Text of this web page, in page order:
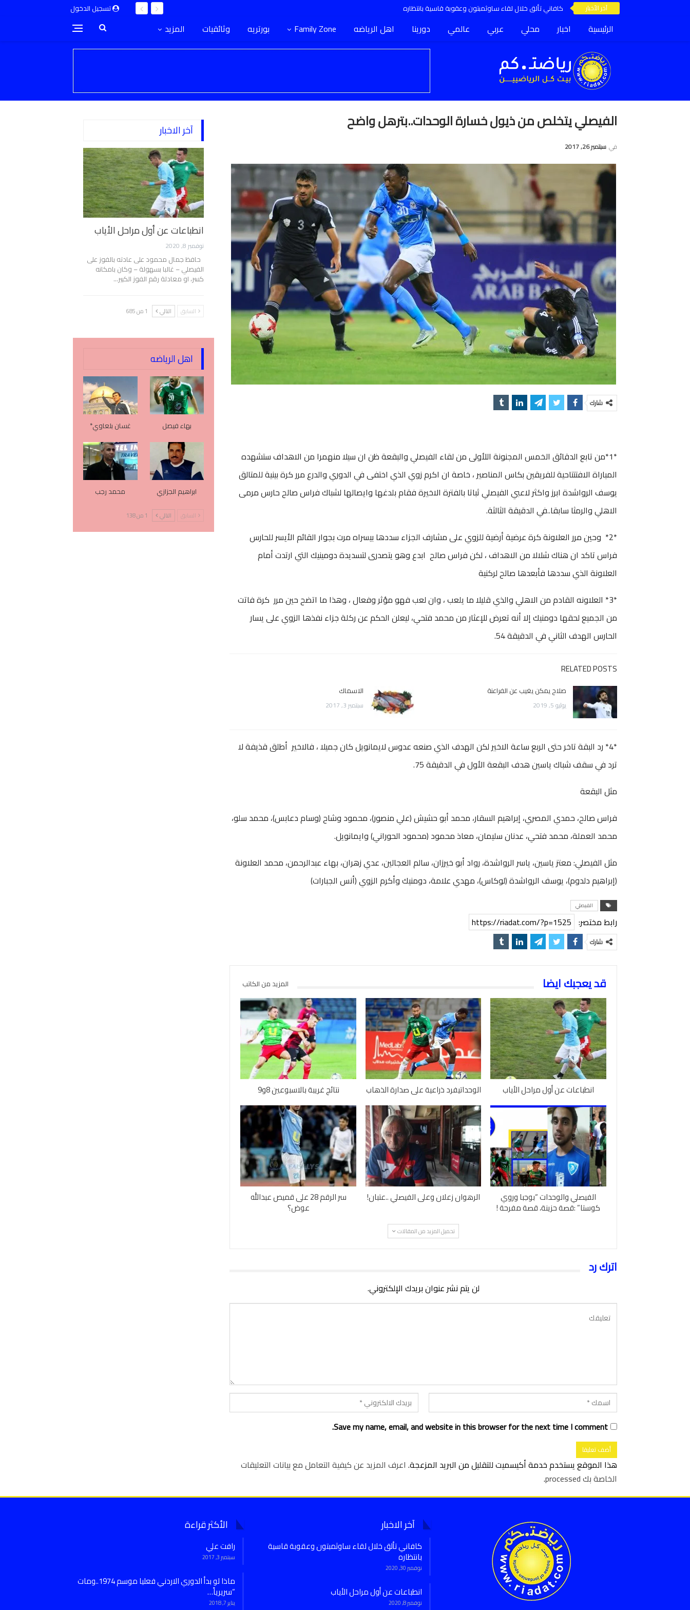
تسجيل الدخول آخر الأخبار كافاني تألق خلال لقاء ساوثمبتون وعقوبة قاسية بانتظاره
الرئيسية اخبار محلي عربي عالمي دورينا اهل الرياضه Family Zone بورتريه وثائقيات المزيد
الفيصلي يتخلص من ذيول خسارة الوحدات..بترهل واضح
في سبتمبر 26, 2017
شارك
*1*من تابع الدقائق الخمس المجنونة اللأولى من لقاء الفيصلي والبقعة ظن ان سيلا منهمرا من الاهداف ستشهده
المباراة الافتتتاحية للفريقين بكاس المناصير ، خاصة ان اكرم زوي الذي اختفى في الدوري والدرع مرر كرة بينية للمتالق
يوسف الرواشدة ابرز واكثر لاعبي الفيصلي ثباتا بالفترة الاخيرة فقام بلدغها وايصالها لشباك فراس صالح حارس مرمى
الاهلي والرمثا سابقا..في الدقيقة الثالثة.
*2* وحين مرر العلاونة كرة عرضية أرضية للزوي على مشارف الجزاء سددها بيسراه مرت بجوار القائم الأيسر للحارس
فراس تاكد ان هناك شلالا من الاهداف ، لكن فراس صالح ابدع وهو يتصدرى لتسديدة دومينيك التي ارتدت أمام
العلاونة الذي سددها فأبعدها صالح لركنية
*3* العلاونه القادم من الاهلي والذي قليلا ما يلعب ، وان لعب فهو مؤثر وفعال ، وهذا ما اتضح حين مرر كرة فاتت
من الجميع لحقها دومنيك إلا أنه تعرض للإعثار من محمد فتحي، ليعلن الحكم عن ركلة جزاء نفذها الزوي على يسار
الحارس الهدف الثاني في الدقيقة 54.
RELATED POSTS
صلاح يمكن يغيب عن الفراعنة
يوليو 5, 2019
الاسماك
سبتمبر 3, 2017
*4* رد البقة تاخر حتى الربع ساعة الاخير لكن الهدف الذي صنعه عدوس لايمانويل كان جميلا ، فالاخير أطلق قذيفة لا
ترد في سقف شباك ياسين هدف البقعة الأول في الدقيقة 75.
مثل البقعة
فراس صالح، حمدي المصري، إبراهيم السقار، محمد أبو حشيش (علي منصور)، محمود وشاح (وسام دعابس)، محمد سلو،
محمد العملة، محمد فتحي، عدنان سليمان، معاذ محمود (محمود الحوراني) وايمانويل.
مثل الفيصلي: معتز ياسين، ياسر الرواشدة، رواد أبو خيرزان، سالم العجالين، عدي زهران، بهاء عبدالرحمن، محمد العلاونة
(إبراهيم دلدوم)، يوسف الرواشدة (لوكاس)، مهدي علامة، دومنيك وأكرم الزوي (أنس الجبارات)
الفيصلي
رابط مختصر: https://riadat.com/?p=1525
شارك
قد يعجبك ايضا المزيد من الكاتب
انطباعات عن أول مراحل الأياب الوحداتيفرد ذراعية على صدارة الذهاب نتائج غريبة بالاسبوعين 8و9
الفيصلي والوحدات “بوجبا وروي
كوستا” :قصة حزينة، قصة مفرحة !
الرهوان زعلان وعلى الفيصلي ..عتبان! سر الرقم 28 على قميص عبدالله
عوض؟
تحميل المزيد من المقالات
اترك رد
لن يتم نشر عنوان بريدك الإلكتروني.
Save my name, email, and website in this browser for the next time I comment.
هذا الموقع يستخدم خدمة أكيسميت للتقليل من البريد المزعجة. اعرف المزيد عن كيفية التعامل مع بيانات التعليقات
الخاصة بك processed
.
آخر الاخبار
انطباعات عن أول مراحل الأياب
نوفمبر 8, 2020
حافظ جمال محمود على عادته بالفوز على
الفيصلي – غالبا بسهولة – وكان بامكانه
كسر، او معادلة رقم الفوز الكبير…
السابق التالي 1 من 685
اهل الرياضه
بهاء فيصل غسان بلعاوي*
ابراهيم الجزازي محمد رجب
السابق التالي 1 من 138
آخر الاخبار
كافاني تألق خلال لقاء ساوثمبتون وعقوبة قاسية
بانتظاره
نوفمبر 30, 2020
انطباعات عن أول مراحل الأياب
نوفمبر 8, 2020
الأكثر قراءة
رافت علي
سبتمبر 3, 2017
ماذا لو بدأ الدوري الاردني فعليا موسم 1974..ومات
“سريرياً…
يناير 7, 2018